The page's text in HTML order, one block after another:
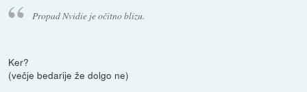
Propad Nvidie je očitno blizu.
Ker?
(večje bedarije že dolgo ne)